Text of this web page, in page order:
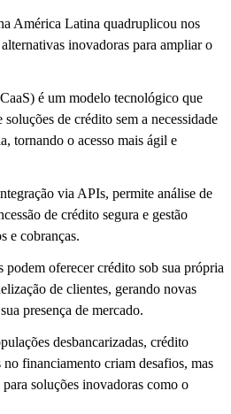
América Latina quadruplicou nos
inovadoras para ampliar o
é um modelo tecnológico que
de crédito sem a necessidade
tornando o acesso mais ágil e
via APIs, permite análise de
de crédito segura e gestão
e cobranças.
podem oferecer crédito sob sua própria
de clientes, gerando novas
presença de mercado.
desbancarizadas, crédito
financiamento criam desafios, mas
soluções inovadoras como o